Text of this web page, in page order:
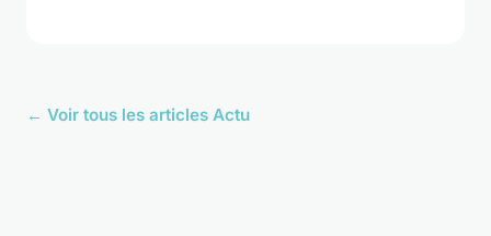
← Voir tous les articles Actu